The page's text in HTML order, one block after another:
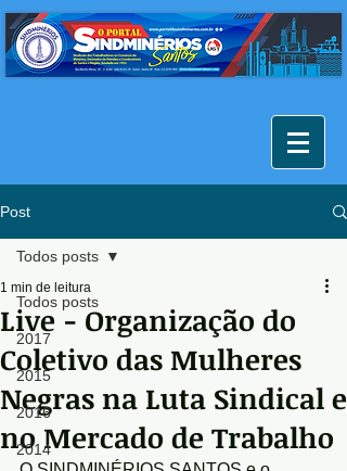
Post
Todos posts
2017
2015
2016
2014
Todos posts
Live - Organização do
Coletivo das Mulheres
Negras na Luta Sindical e
no Mercado de Trabalho
1 min de leitura